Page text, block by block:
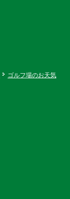
ゴルフ場のお天気